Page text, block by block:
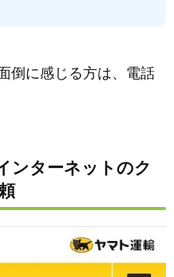
倒に感じる方は、電話
ンターネットのク